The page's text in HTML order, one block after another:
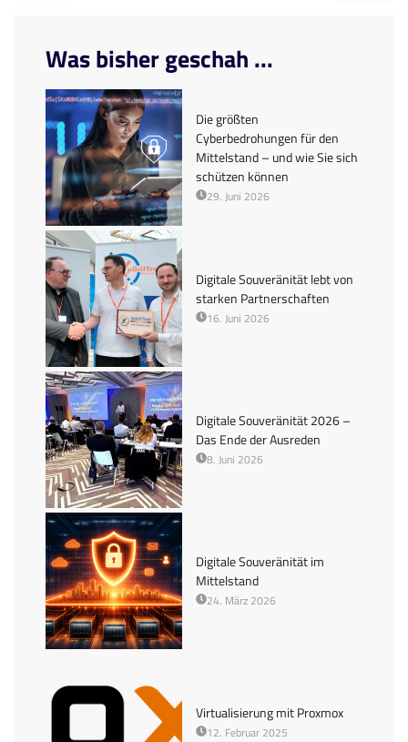
Was bisher geschah ...
Die größten
Cyberbedrohungen für den
Mittelstand – und wie Sie sich
schützen können
29. Juni 2026
Digitale Souveränität lebt von
starken Partnerschaften
16. Juni 2026
Digitale Souveränität 2026 –
Das Ende der Ausreden
8. Juni 2026
Digitale Souveränität im
Mittelstand
24. März 2026
Virtualisierung mit Proxmox
12. Februar 2025